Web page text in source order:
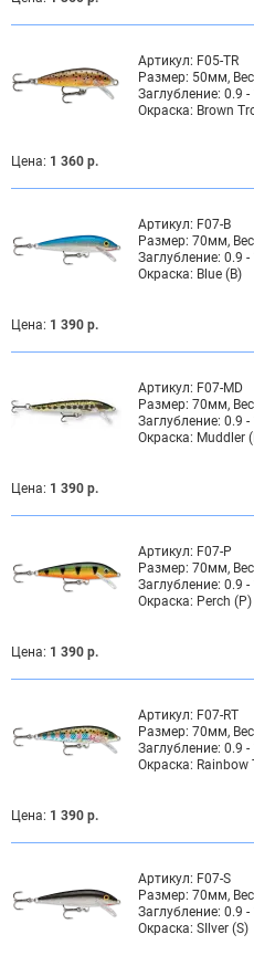
Артикул: F05-TR
Размер: 50мм,
Заглубление: 0.9 -
Окраска: Brown
Цена: 1 360 р.
Артикул: F07-B
Размер: 70мм,
Заглубление: 0.9 -
Окраска: Blue (B)
Цена: 1 390 р.
Артикул: F07-MD
Размер: 70мм,
Заглубление: 0.9 -
Окраска: Muddler
Цена: 1 390 р.
Артикул: F07-P
Размер: 70мм,
Заглубление: 0.9 -
Окраска: Perch (P)
Цена: 1 390 р.
Артикул: F07-RT
Размер: 70мм,
Заглубление: 0.9 -
Окраска: Rainbow
Цена: 1 390 р.
Артикул: F07-S
Размер: 70мм,
Заглубление: 0.9 -
Окраска: SIlver (S)